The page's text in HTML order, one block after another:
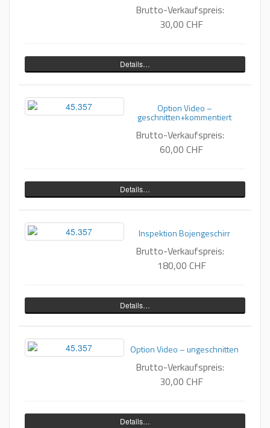
Brutto-Verkaufspreis:
30,00 CHF
Details…
Option Video –
geschnitten+kommentiert
Brutto-Verkaufspreis:
60,00 CHF
Details…
Inspektion Bojengeschirr
Brutto-Verkaufspreis:
180,00 CHF
Details…
Option Video – ungeschnitten
Brutto-Verkaufspreis:
30,00 CHF
Details…